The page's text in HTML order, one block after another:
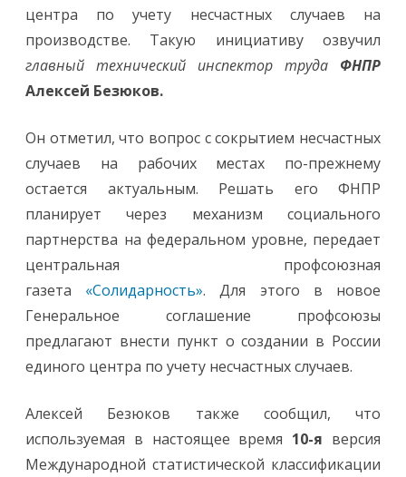
центра по учету несчастных случаев на
производстве. Такую инициативу озвучил
главный технический инспектор труда ФНПР
Алексей Безюков.
Он отметил, что вопрос с сокрытием несчастных
случаев на рабочих местах по-прежнему
остается актуальным. Решать его ФНПР
планирует через механизм социального
партнерства на федеральном уровне, передает
центральная профсоюзная
газета «Солидарность». Для этого в новое
Генеральное соглашение профсоюзы
предлагают внести пункт о создании в России
единого центра по учету несчастных случаев.
Алексей Безюков также сообщил, что
используемая в настоящее время 10-я версия
Международной статистической классификации